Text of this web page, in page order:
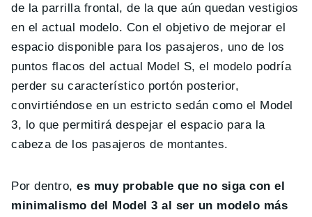
de la parrilla frontal, de la que aún quedan vestigios
en el actual modelo. Con el objetivo de mejorar el
espacio disponible para los pasajeros, uno de los
puntos flacos del actual Model S, el modelo podría
perder su característico portón posterior,
convirtiéndose en un estricto sedán como el Model
3, lo que permitirá despejar el espacio para la
cabeza de los pasajeros de montantes.
Por dentro,es muy probable que no siga con el
minimalismo del Model 3 al ser un modelo más